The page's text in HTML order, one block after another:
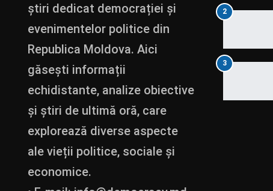
știri dedicat democrației și
evenimentelor politice din
Republica Moldova. Aici
găsești informații
echidistante, analize obiective
și știri de ultimă oră, care
explorează diverse aspecte
ale vieții politice, sociale și
economice.
2
3